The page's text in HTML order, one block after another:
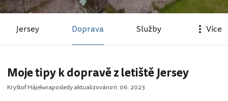
Jersey Doprava Služby Více
Moje tipy k dopravě z letiště Jersey
Kryštof Hájek naposledy aktualizováno11. 06. 2023